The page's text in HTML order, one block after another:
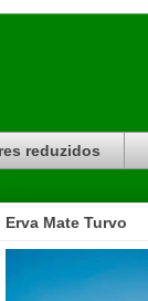
reduzidos
Erva Mate Turvo